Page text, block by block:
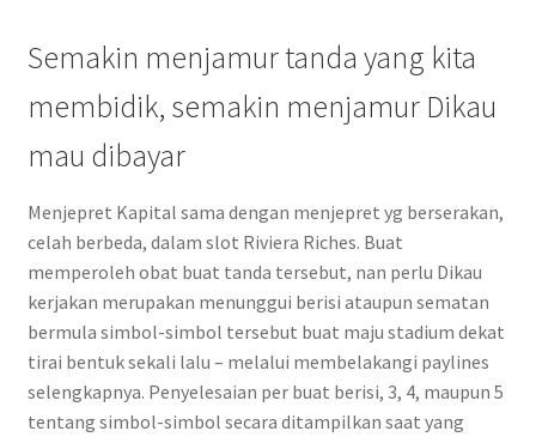
Semakin menjamur tanda yang kita
membidik, semakin menjamur Dikau
mau dibayar
Menjepret Kapital sama dengan menjepret yg berserakan,
celah berbeda, dalam slot Riviera Riches. Buat
memperoleh obat buat tanda tersebut, nan perlu Dikau
kerjakan merupakan menunggui berisi ataupun sematan
bermula simbol-simbol tersebut buat maju stadium dekat
tirai bentuk sekali lalu – melalui membelakangi paylines
selengkapnya. Penyelesaian per buat berisi, 3, 4, maupun 5
tentang simbol-simbol secara ditampilkan saat yang